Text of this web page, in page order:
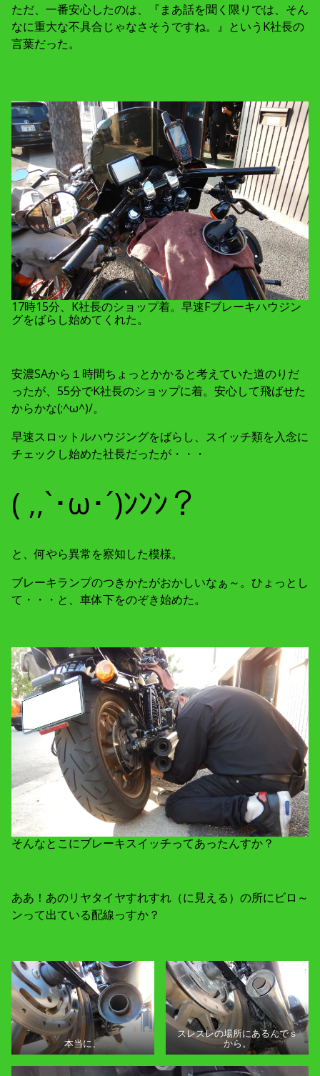
ただ、一番安心したのは、『まあ話を聞く限りでは、そん
なに重大な不具合じゃなさそうですね。』というK社長の
言葉だった。
17時15分、K社長のショップ着。早速Fブレーキハウジン
グをばらし始めてくれた。
安濃SAから１時間ちょっとかかると考えていた道のりだ
ったが、55分でK社長のショップに着。安心して飛ばせた
からかな(;^ω^)/。
早速スロットルハウジングをばらし、スイッチ類を入念に
チェックし始めた社長だったが・・・
( ,,`･ω･´)ﾝﾝﾝ？
と、何やら異常を察知した模様。
ブレーキランプのつきかたがおかしいなぁ～。ひょっとし
て・・・と、車体下をのぞき始めた。
そんなとこにブレーキスイッチってあったんすか？
ああ！あのリヤタイヤすれすれ（に見える）の所にビロ～
ンって出ている配線っすか？
本当に、
スレスレの場所にあるんでｓ
から。